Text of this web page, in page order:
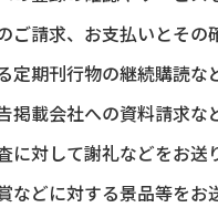
ご請求、お支払いとその
定期刊行物の継続購読
掲載会社への資料請求な
に対して謝礼などをお送
などに対する景品等をお